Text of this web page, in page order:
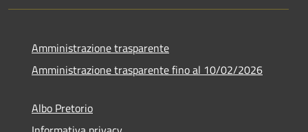
Amministrazione trasparente
Amministrazione trasparente fino al 10/02/2026
Albo Pretorio